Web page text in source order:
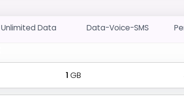
Unlimited Data Data-Voice-SMS
1 GB